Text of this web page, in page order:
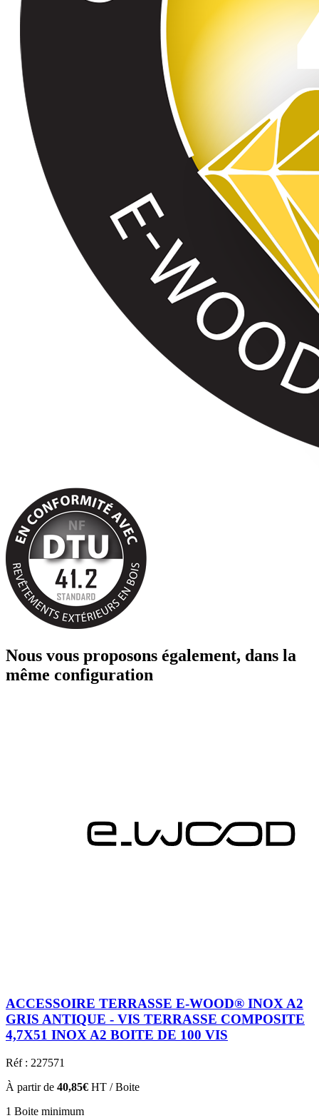
Nous vous proposons également, dans la
même configuration
ACCESSOIRE TERRASSE E-WOOD® INOX A2
GRIS ANTIQUE - VIS TERRASSE COMPOSITE
4,7X51 INOX A2 BOITE DE 100 VIS
Réf : 227571
À partir de 40,85€ HT / Boite
1 Boite minimum